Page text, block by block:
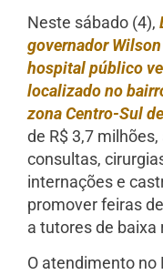
Neste sábado (4),
governador
hospital público
localizado no
zona Centro-Sul
de R$ 3,7
consultas,
internações e
promover feiras
a tutores de baixa
O atendimento no